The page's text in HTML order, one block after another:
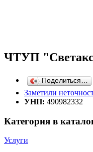
ЧТУП
Поделиться…
Заметили
УНП: 490982332
Категория в
Услуги